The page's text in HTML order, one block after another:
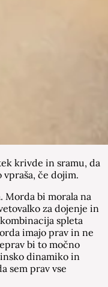
krivde in sramu, da
vpraša, če dojim.
Morda bi morala na
za dojenje in
spleta
imajo prav in ne
bi to močno
dinamiko in
sem prav vse